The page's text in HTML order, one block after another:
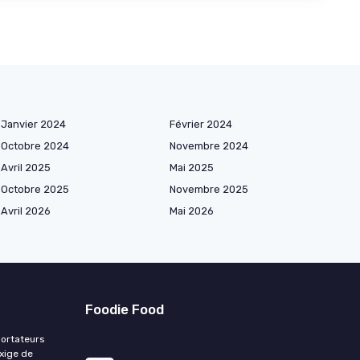
Janvier 2024
Février 2024
Octobre 2024
Novembre 2024
Avril 2025
Mai 2025
Octobre 2025
Novembre 2025
Avril 2026
Mai 2026
de
Foodie Food